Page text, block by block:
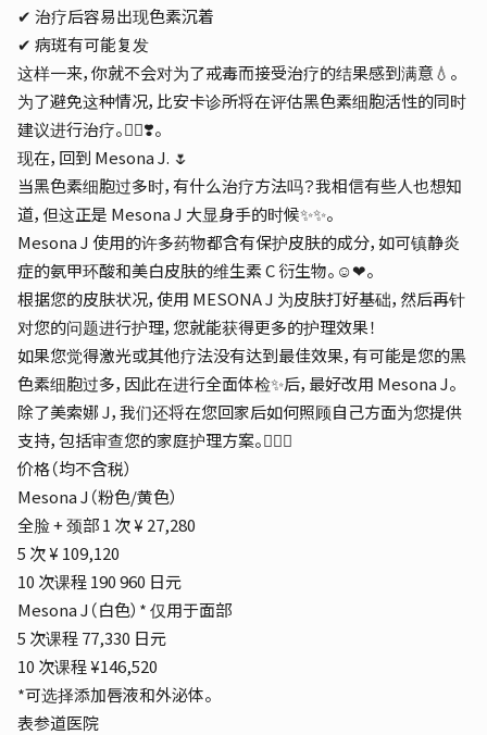
✔︎ 治疗后容易出现色素沉着
✔︎ 病斑有可能复发
这样一来，你就不会对为了戒毒而接受治疗的结果感到满意💧。
为了避免这种情况，比安卡诊所将在评估黑色素细胞活性的同时
建议进行治疗。💁‍♀️❣️。
现在，回到 Mesona J. 🌷
当黑色素细胞过多时，有什么治疗方法吗？我相信有些人也想知
道，但这正是 Mesona J 大显身手的时候✨✨。
Mesona J 使用的许多药物都含有保护皮肤的成分，如可镇静炎
症的氨甲环酸和美白皮肤的维生素 C 衍生物。☺️❤︎。
根据您的皮肤状况，使用 MESONA J 为皮肤打好基础，然后再针
对您的问题进行护理，您就能获得更多的护理效果！
如果您觉得激光或其他疗法没有达到最佳效果，有可能是您的黑
色素细胞过多，因此在进行全面体检✨后，最好改用 Mesona J。
除了美索娜 J，我们还将在您回家后如何照顾自己方面为您提供
支持，包括审查您的家庭护理方案。💁‍♀️✨
价格（均不含税）
Mesona J（粉色/黄色）
全脸 + 颈部 1 次 ¥ 27,280
5 次 ¥ 109,120
10 次课程 190 960 日元
Mesona J（白色）* 仅用于面部
5 次课程 77,330 日元
10 次课程 ¥146,520
*可选择添加唇液和外泌体。
表参道医院